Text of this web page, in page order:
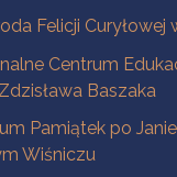
Felicji Curyłowej
Centrum
Baszaka
Pamiątek po
Wiśniczu